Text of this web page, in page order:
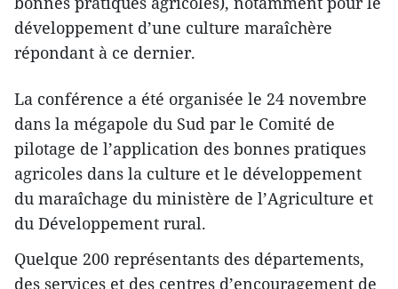
développement d’une culture maraîchère
répondant à ce dernier.
La conférence a été organisée le 24 novembre
dans la mégapole du Sud par le Comité de
pilotage de l’application des bonnes pratiques
agricoles dans la culture et le développement
du maraîchage du ministère de l’Agriculture et
du Développement rural.
Quelque 200 représentants des départements,
des services et des centres d’encouragement de